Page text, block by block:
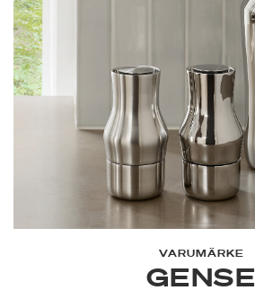
VARUMÄRKE
GENSE